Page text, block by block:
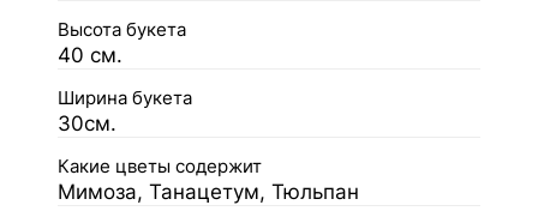
Высота букета
40 см.
Ширина букета
30см.
Какие цветы содержит
Мимоза, Танацетум, Тюльпан